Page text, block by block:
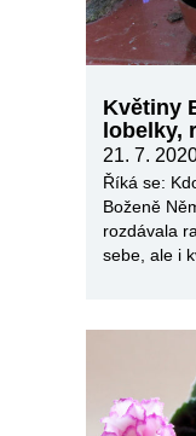
Květiny
lobelky,
21. 7.
Říká se:
Boženě
rozdávala
sebe, ale i